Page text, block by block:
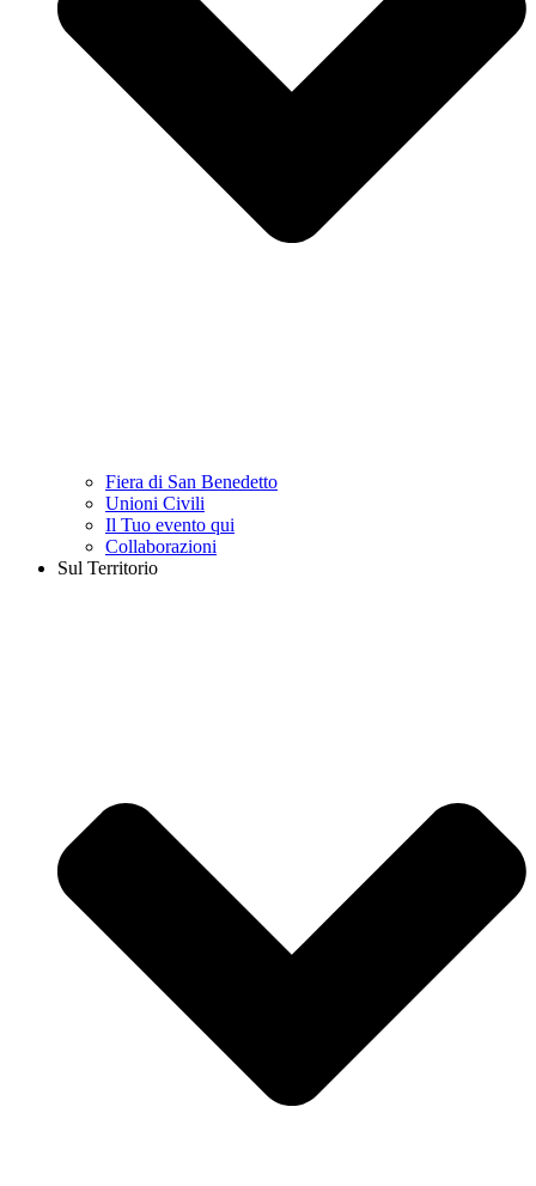
Fiera di San Benedetto
Unioni Civili
Il Tuo evento qui
Collaborazioni
Sul Territorio